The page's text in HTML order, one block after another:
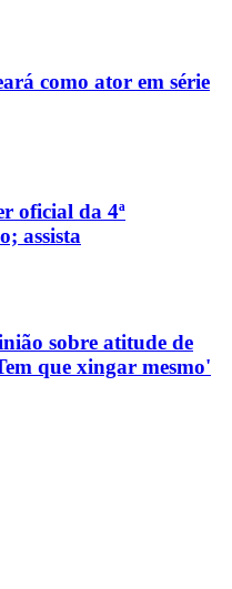
como ator em série
oficial da 4ª
assista
sobre atitude de
que xingar mesmo'